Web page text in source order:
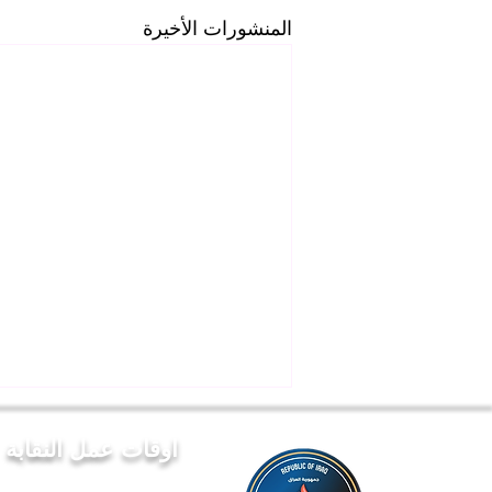
المنشورات الأخيرة
اوقات عمل النقابة